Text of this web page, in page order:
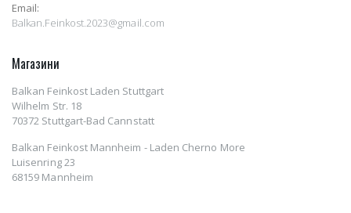
Email:
Balkan.Feinkost.2023@gmail.com
Магазини
Balkan Feinkost Laden Stuttgart
Wilhelm Str. 18
70372 Stuttgart-Bad Cannstatt
Balkan Feinkost Mannheim - Laden Cherno More
Luisenring 23
68159 Mannheim